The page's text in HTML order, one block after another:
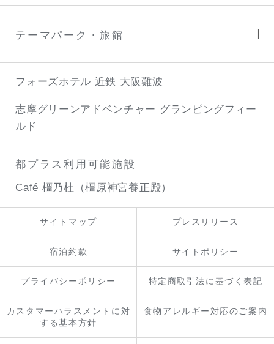
テーマパーク・旅館
フォーズホテル 近鉄 大阪難波
志摩グリーンアドベンチャー グランピングフィー
ルド
都プラス利用可能施設
Café 橿乃杜（橿原神宮養正殿）
サイトマップ プレスリリース
宿泊約款 サイトポリシー
プライバシーポリシー 特定商取引法に基づく表記
カスタマーハラスメントに対
する基本方針
食物アレルギー対応のご案内